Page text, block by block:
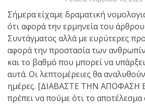
Σήμερα είχαμε δραματική
ότι αφορά την ερμηνεία του
Συντάγματος αλλά με ευρύτερες
αφορά την προστασία των
και το βαθμό που μπορεί να
αυτά. Οι λεπτομέρειες θα
ημέρες. [ΔΙΑΒΑΣΤΕ ΤΗΝ ΑΠΟΦΑΣΗ
πρέπει να πούμε ότι το αποτέλεσμα